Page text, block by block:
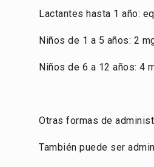
Lactantes hasta 1 año:
Niños de 1 a 5 años: 2
Niños de 6 a 12 años: 4
Otras formas de
También puede ser